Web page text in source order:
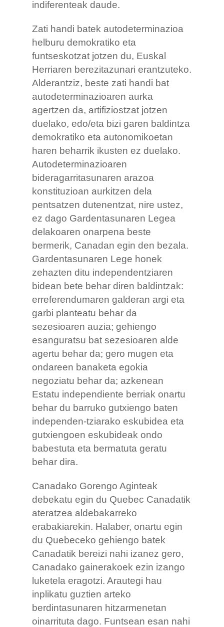
indiferenteak daude.
Zati handi batek autodeterminazioa
helburu demokratiko eta
funtseskotzat jotzen du, Euskal
Herriaren berezitazunari erantzuteko.
Alderantziz, beste zati handi bat
autodeterminazioaren aurka
agertzen da, artifiziostzat jotzen
duelako, edo/eta bizi garen baldintza
demokratiko eta autonomikoetan
haren beharrik ikusten ez duelako.
Autodeterminazioaren
bideragarritasunaren arazoa
konstituzioan aurkitzen dela
pentsatzen dutenentzat, nire ustez,
ez dago Gardentasunaren Legea
delakoaren onarpena beste
bermerik, Canadan egin den bezala.
Gardentasunaren Lege honek
zehazten ditu independentziaren
bidean bete behar diren baldintzak:
erreferendumaren galderan argi eta
garbi planteatu behar da
sezesioaren auzia; gehiengo
esanguratsu bat sezesioaren alde
agertu behar da; gero mugen eta
ondareen banaketa egokia
negoziatu behar da; azkenean
Estatu independiente berriak onartu
behar du barruko gutxiengo baten
independen-tziarako eskubidea eta
gutxiengoen eskubideak ondo
babestuta eta bermatuta geratu
behar dira.
Canadako Gorengo Aginteak
debekatu egin du Quebec Canadatik
ateratzea aldebakarreko
erabakiarekin. Halaber, onartu egin
du Quebeceko gehiengo batek
Canadatik bereizi nahi izanez gero,
Canadako gainerakoek ezin izango
luketela eragotzi. Arautegi hau
inplikatu guztien arteko
berdintasunaren hitzarmenetan
oinarrituta dago. Funtsean esan nahi